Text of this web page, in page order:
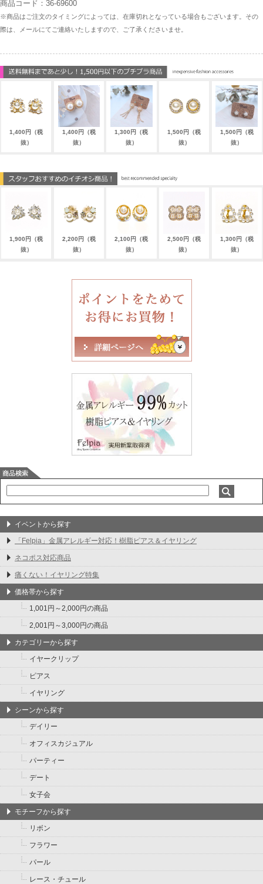
商品コード：36-69600
※商品はご注文のタイミングによっては、在庫切れとなっている場合もございます。その
際は、メールにてご連絡いたしますので、ご了承くださいませ。
1,400円（税
抜）
1,400円（税
抜）
1,300円（税
抜）
1,500円（税
抜）
1,500円（税
抜）
1,900円（税
抜）
2,200円（税
抜）
2,100円（税
抜）
2,500円（税
抜）
1,300円（税
抜）
イベントから探す
「Felpia」金属アレルギー対応！樹脂ピアス＆イヤリング
ネコポス対応商品
痛くない！イヤリング特集
価格帯から探す
1,001円～2,000円の商品
2,001円～3,000円の商品
カテゴリーから探す
イヤークリップ
ピアス
イヤリング
シーンから探す
デイリー
オフィスカジュアル
パーティー
デート
女子会
モチーフから探す
リボン
フラワー
パール
レース・チュール